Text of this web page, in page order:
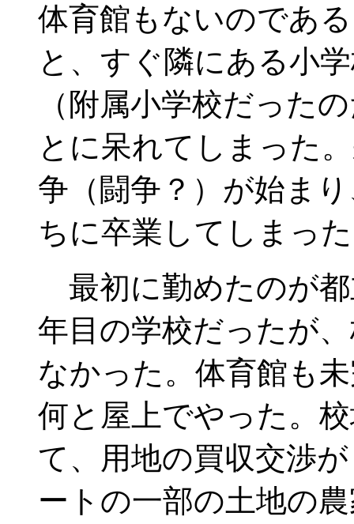
体育館もないのであ
と、すぐ隣にある小
（附属小学校だった
とに呆れてしまった
争（闘争？）が始ま
ちに卒業してしまっ
最初に勤めたのが都
年目の学校だったが
なかった。体育館も
何と屋上でやった。
て、用地の買収交渉
ートの一部の土地の